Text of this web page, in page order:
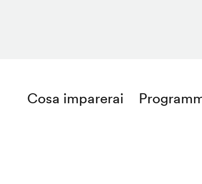
Cosa imparerai